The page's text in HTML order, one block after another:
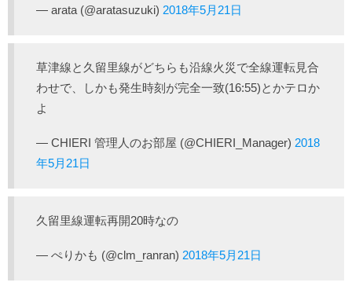
— arata (@aratasuzuki) 2018年5月21日
草津線と久留里線がどちらも沿線火災で全線運転見合
わせで、しかも発生時刻が完全一致(16:55)とかテロか
よ
— CHIERI 管理人のお部屋 (@CHIERI_Manager) 2018
年5月21日
久留里線運転再開20時なの
— ぺりかも (@clm_ranran) 2018年5月21日